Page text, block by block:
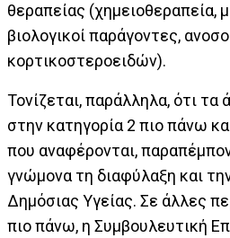
θεραπείας (χημειοθεραπεία,
βιολογικοί παράγοντες,
κορτικοστεροειδών).
Τονίζεται, παράλληλα, ότι
στην κατηγορία 2 πιο πάνω
που αναφέρονται,
γνώμονα τη διαφύλαξη και
Δημόσιας Υγείας. Σε άλλες
πιο πάνω, η Συμβουλευτική